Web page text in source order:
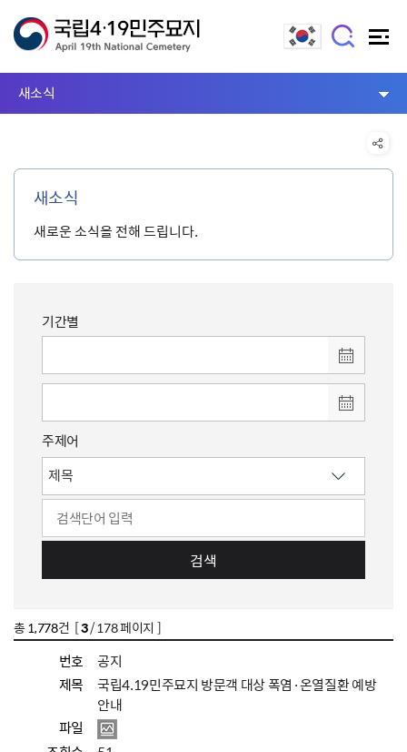
새소식
새소식
새로운 소식을 전해 드립니다.
기간별
주제어
검색
총 1,778건 [3/ 178 페이지 ]
번호
공지
제목
국립4.19민주묘지 방문객 대상 폭염·온열질환 예방
안내
파일